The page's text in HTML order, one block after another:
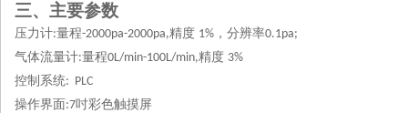
三、 主要参数
压力计:量程-2000pa-2000pa,精度 1% ，分辨率0.1pa;
气体流量计:量程0L/min-100L/min,精度 3%
控制系统: PLC
操作界面:7吋彩色触摸屏